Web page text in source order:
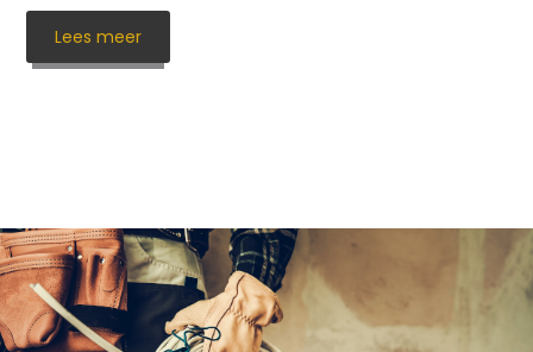
Lees meer